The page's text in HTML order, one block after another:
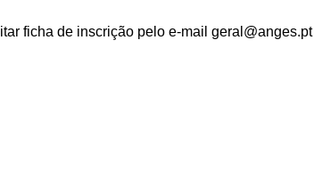
ficha de inscrição pelo e-mail geral@anges.pt